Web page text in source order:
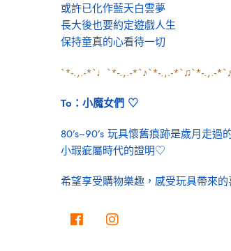
或許已化作藍天白雲夢
長大後也要約定遊戲人生
保持童真的心看待一切
`*-.,.-*`♩`*-.,.-*`♪`*-.,.-*`♫`*-.,.-
To：小魔女們 ♡
80’s~90’s 玩具懷舊痕跡是歲月走
小瑕疵屬時代的證明♡
希望享受購物樂趣，感受玩具帶來